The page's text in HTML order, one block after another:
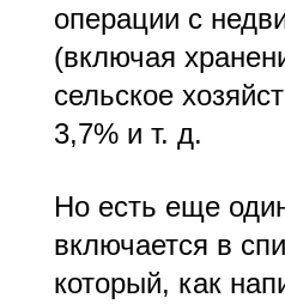
операции с
(включая
сельское
3,7% и т. д.
Но есть еще
включается в
который, как